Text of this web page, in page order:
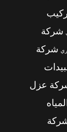
شركة
شركة
عزل